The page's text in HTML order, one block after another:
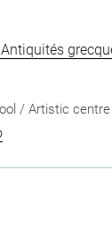
/ Artistic centre